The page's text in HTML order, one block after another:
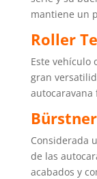
mantiene un
Roller
Este vehículo
gran
Considerada
de las
acabados y